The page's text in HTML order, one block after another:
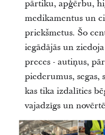
pārtiku, apģērbu,
medikamentus un
priekšmetus. Šo
iegādājās un
preces - autiņus,
piederumus,
kas tika izdalīties
vajadzīgs un